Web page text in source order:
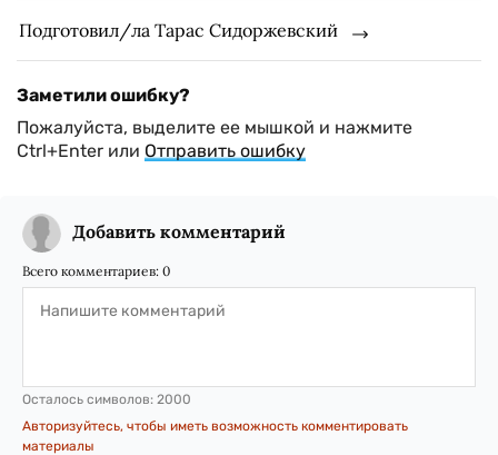
Подготовил/ла Тарас Сидоржевский
Заметили ошибку?
Пожалуйста, выделите ее мышкой и нажмите
Ctrl+Enter или Отправить ошибку
Добавить комментарий
Всего комментариев: 0
Осталось символов: 2000
Авторизуйтесь, чтобы иметь возможность комментировать
материалы